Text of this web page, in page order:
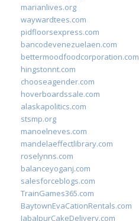
marianlives.org
waywardtees.com
pidfloorsexpress.com
bancodevenezuelaen.com
bettermoodfoodcorporation.com
hingstonnt.com
chooseagender.com
hoverboardssale.com
alaskapolitics.com
stsmp.org
manoelneves.com
mandelaeffectlibrary.com
roselynns.com
balanceyoganj.com
salesforceblogs.com
TrainGames365.com
BaytownEvaCationRentals.com
JabalpurCakeDelivery.com